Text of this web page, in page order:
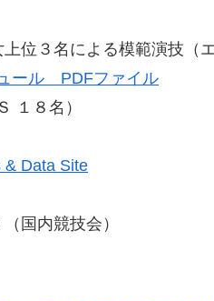
位３名による模範演技（
ール PDFファイル
１８名）
& Data Site
国内競技会）